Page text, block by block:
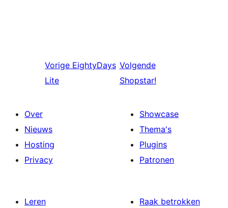
Vorige EightyDays
Lite
Volgende
Shopstar!
Over
Nieuws
Hosting
Privacy
Showcase
Thema's
Plugins
Patronen
Leren
Raak betrokken